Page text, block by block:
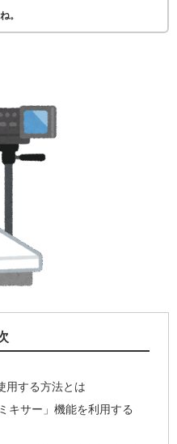
。
用する方法とは
キサー」機能を利用する